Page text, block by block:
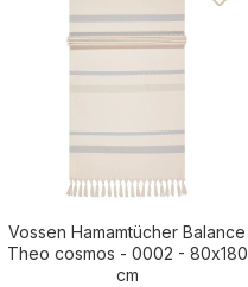
Vossen Hamamtücher Balance
Theo cosmos - 0002 - 80x180
cm